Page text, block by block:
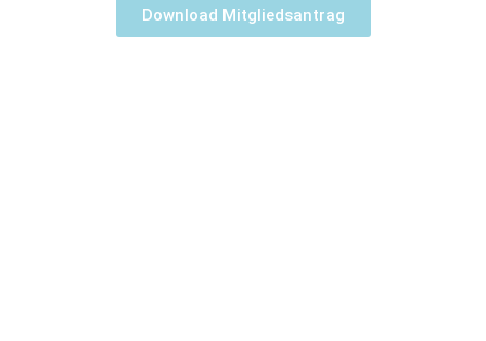
Download Mitgliedsantrag